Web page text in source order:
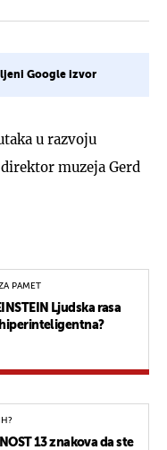
Google izvor
u razvoju
muzeja Gerd
PAMET
Ljudska rasa
13 znakova da ste